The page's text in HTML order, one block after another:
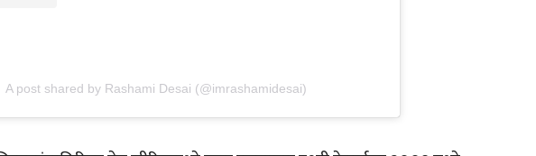
A post shared by Rashami Desai (@imrashamidesai)